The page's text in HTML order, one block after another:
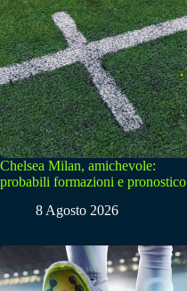
Chelsea Milan, amichevole:
probabili formazioni e pronostico
8 Agosto 2026